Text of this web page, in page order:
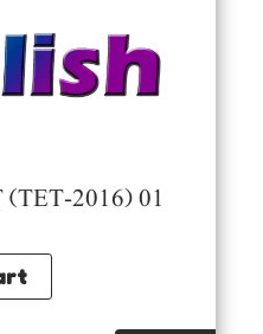
2016) 01